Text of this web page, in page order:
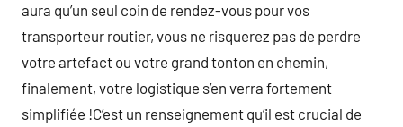
aura qu’un seul coin de rendez-vous pour vos
transporteur routier, vous ne risquerez pas de perdre
votre artefact ou votre grand tonton en chemin,
finalement, votre logistique s’en verra fortement
simplifiée !C’est un renseignement qu’il est crucial de